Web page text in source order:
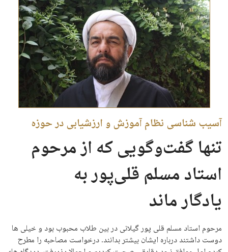
آسیب شناسی نظام آموزش و ارزشیابی در حوزه
تنها گفت‌وگویی که از مرحوم
استاد مسلم قلی‌پور به
یادگار ماند
مرحوم استاد مسلم قلی پور گیلانی در بین طلاب محبوب بود و خیلی ها
دوست داشتند درباره ایشان بیشتر بدانند. درخواست مصاحبه را مطرح